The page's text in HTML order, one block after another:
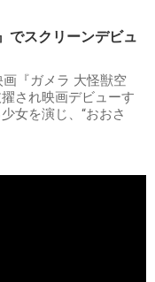
でスクリーンデビュ
『ガメラ 大怪獣空
され映画デビューす
女を演じ、“おおさ